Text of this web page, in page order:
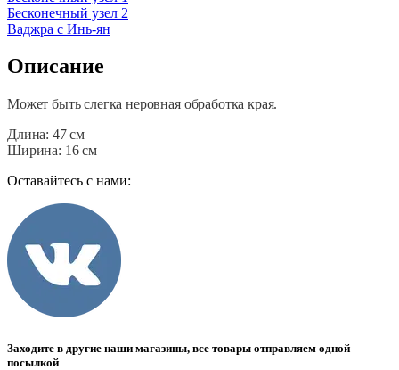
Бесконечный узел 2
Ваджра с Инь-ян
Описание
Может быть слегка неровная обработка края.
Длина: 47 см
Ширина: 16 см
Оставайтесь с нами:
Заходите в другие наши магазины, все товары отправляем одной
посылкой